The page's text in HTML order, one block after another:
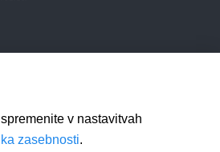
v nastavitvah
zasebnosti.